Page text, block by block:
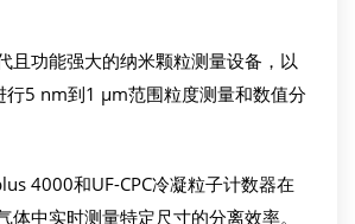
且功能强大的纳米颗粒测量设备，以
行5 nm到1 µm范围粒度测量和数值分
4000和UF-CPC冷凝粒子计数器在
体中实时测量特定尺寸的分离效率。